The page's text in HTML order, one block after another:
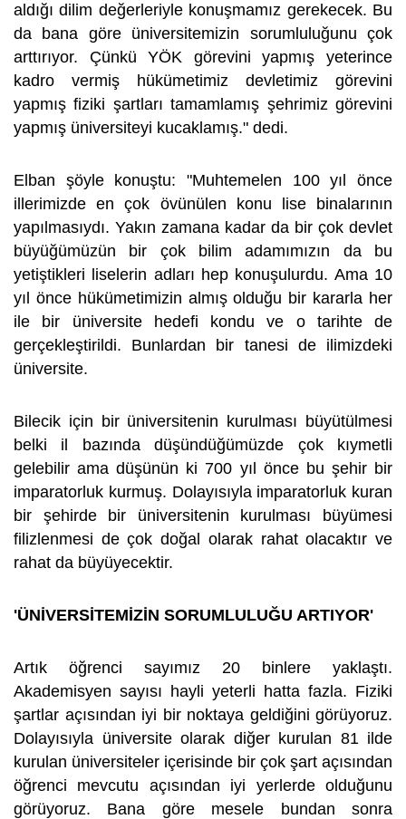
aldığı dilim değerleriyle konuşmamız gerekecek. Bu
da bana göre üniversitemizin sorumluluğunu çok
arttırıyor. Çünkü YÖK görevini yapmış yeterince
kadro vermiş hükümetimiz devletimiz görevini
yapmış fiziki şartları tamamlamış şehrimiz görevini
yapmış üniversiteyi kucaklamış." dedi.
Elban şöyle konuştu: "Muhtemelen 100 yıl önce
illerimizde en çok övünülen konu lise binalarının
yapılmasıydı. Yakın zamana kadar da bir çok devlet
büyüğümüzün bir çok bilim adamımızın da bu
yetiştikleri liselerin adları hep konuşulurdu. Ama 10
yıl önce hükümetimizin almış olduğu bir kararla her
ile bir üniversite hedefi kondu ve o tarihte de
gerçekleştirildi. Bunlardan bir tanesi de ilimizdeki
üniversite.
Bilecik için bir üniversitenin kurulması büyütülmesi
belki il bazında düşündüğümüzde çok kıymetli
gelebilir ama düşünün ki 700 yıl önce bu şehir bir
imparatorluk kurmuş. Dolayısıyla imparatorluk kuran
bir şehirde bir üniversitenin kurulması büyümesi
filizlenmesi de çok doğal olarak rahat olacaktır ve
rahat da büyüyecektir.
'ÜNİVERSİTEMİZİN SORUMLULUĞU ARTIYOR'
Artık öğrenci sayımız 20 binlere yaklaştı.
Akademisyen sayısı hayli yeterli hatta fazla. Fiziki
şartlar açısından iyi bir noktaya geldiğini görüyoruz.
Dolayısıyla üniversite olarak diğer kurulan 81 ilde
kurulan üniversiteler içerisinde bir çok şart açısından
öğrenci mevcutu açısından iyi yerlerde olduğunu
görüyoruz. Bana göre mesele bundan sonra